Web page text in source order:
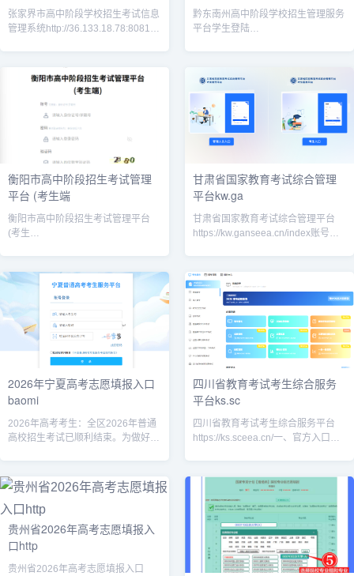
张家界市高中阶段学校招生考试信息
管理系统http://36.133.18.78:8081/
黔东南州高中阶段学校招生管理服务
平台学生登陆
衡阳市高中阶段招生考试管理
平台 (考生端
衡阳市高中阶段招生考试管理平台
(考生
甘肃省国家教育考试综合管理
平台kw.ga
甘肃省国家教育考试综合管理平台
https://kw.ganseea.cn/index账号：
录
2026年宁夏高考志愿填报入口
baomi
2026年高考考生：全区2026年普通
高校招生考试已顺利结束。为做好网
2026年志愿填报系统开放时
四川省教育考试考生综合服务
平台ks.sc
四川省教育考试考生综合服务平台
https://ks.sceea.cn/一、官方入口（3
贵州省2026年高考志愿填报入
口http
贵州省2026年高考志愿填报入口